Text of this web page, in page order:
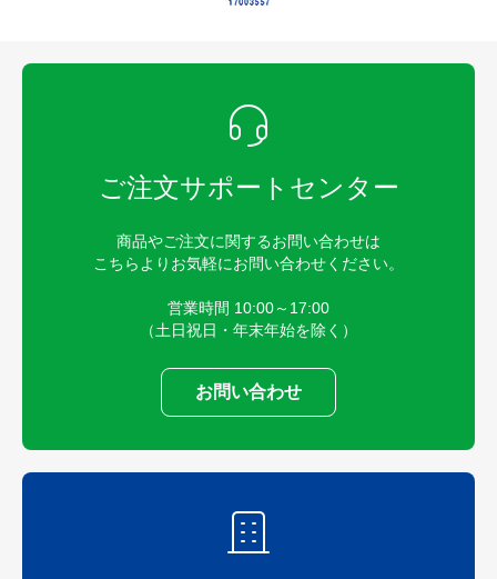
ご注文サポートセンター
商品やご注文に関するお問い合わせは
こちらよりお気軽にお問い合わせください。
営業時間 10:00～17:00
（土日祝日・年末年始を除く）
お問い合わせ